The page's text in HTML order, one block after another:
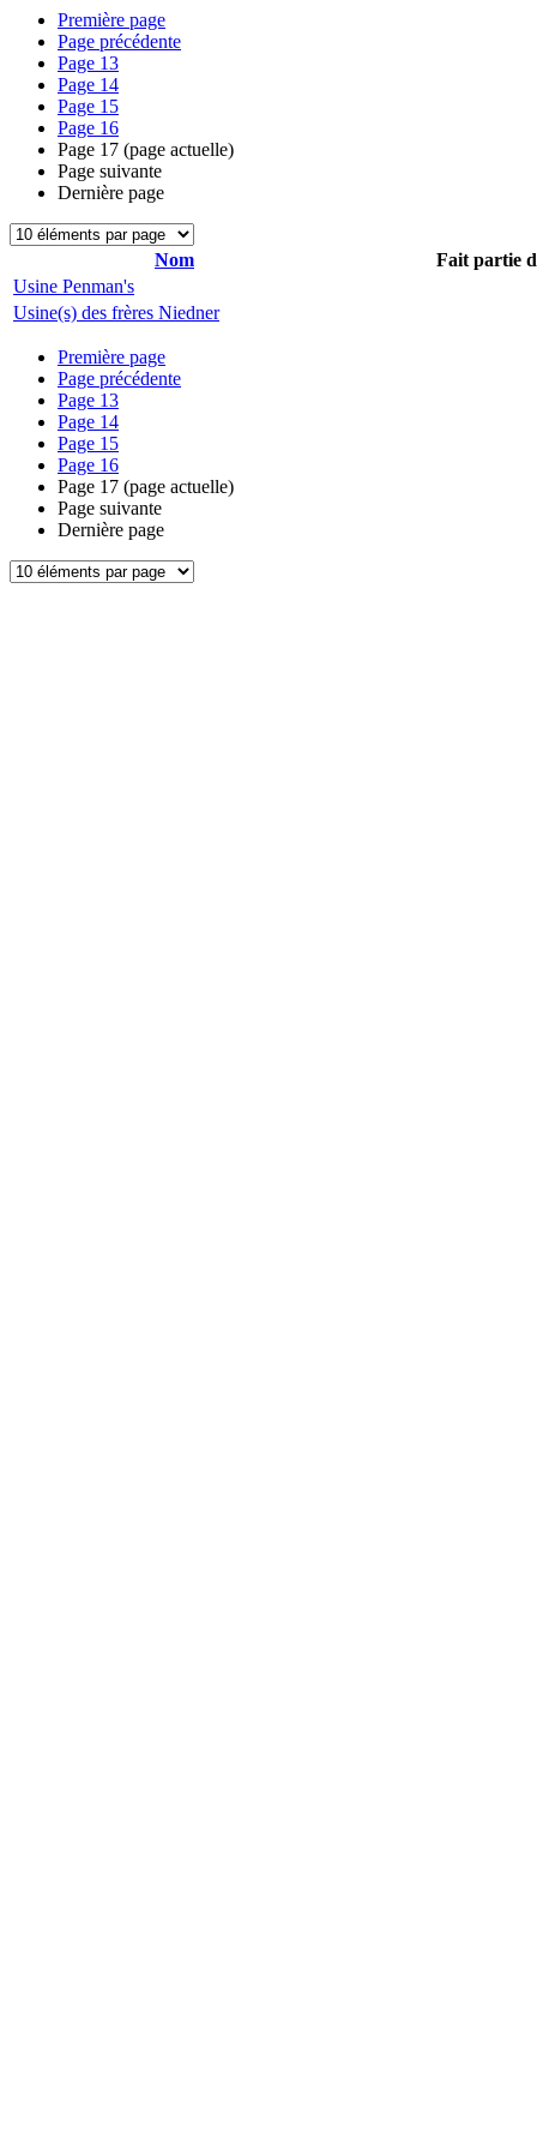
Première page
Page précédente
Page 13
Page 14
Page 15
Page 16
Page 17 (page actuelle)
Page suivante
Dernière page
Nom
Fait partie
Usine Penman's
Usine(s) des frères Niedner
Première page
Page précédente
Page 13
Page 14
Page 15
Page 16
Page 17 (page actuelle)
Page suivante
Dernière page